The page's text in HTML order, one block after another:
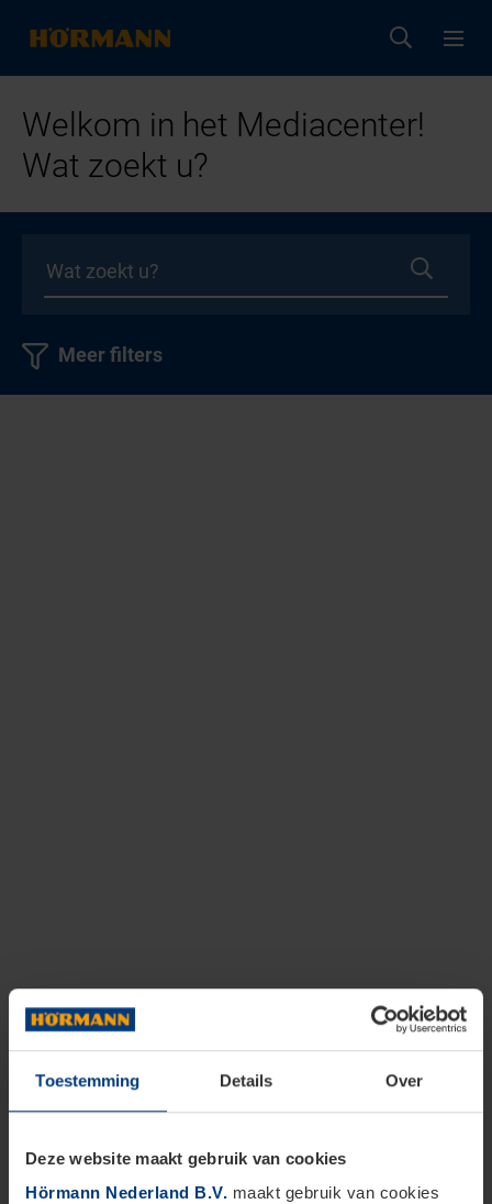
Toestemming Details Over
Deze website maakt gebruik van cookies
Hörmann Nederland B.V. maakt gebruik van cookies
Welkom in het Mediacenter!
Wat zoekt u?
Meer filters